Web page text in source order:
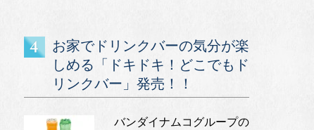
お家でドリンクバーの気分が楽
しめる「ドキドキ！どこでもド
リンクバー」発売！！
バンダイナムコグループの